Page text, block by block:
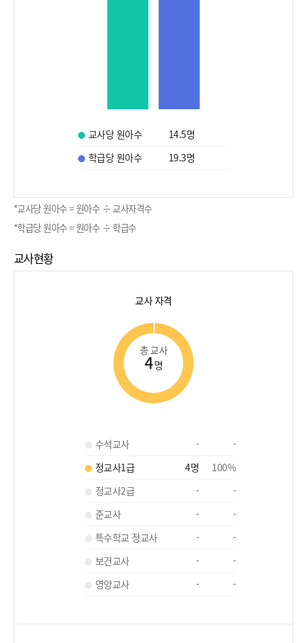
교사당 원아수 14.5명
학급당 원아수
19.3명
*교사당 원아수 = 원아수 ÷ 교사자격수
*학급당 원아수 = 원아수 ÷ 학급수
교사현황
교사 자격
총 교사
4명
수석교사 -
-
정교사1급
4명 100%
정교사2급
-
-
준교사
-
-
특수학교 정교사
-
-
보건교사
-
-
영양교사
- -